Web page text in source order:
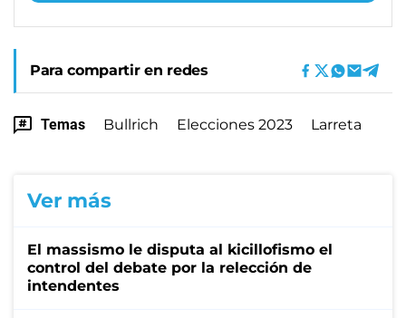
Para compartir en redes
Temas Bullrich Elecciones 2023 Larreta
Ver más
El massismo le disputa al kicillofismo el
control del debate por la relección de
intendentes